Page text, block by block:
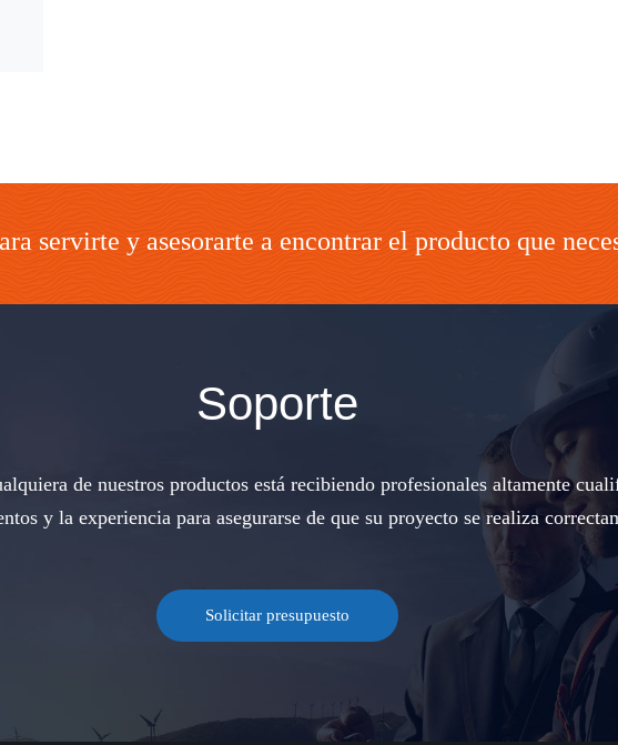
servirte y asesorarte a encontrar el producto que
Soporte
de nuestros productos está recibiendo profesionales altamente
y la experiencia para asegurarse de que su proyecto se realiza
Solicitar presupuesto